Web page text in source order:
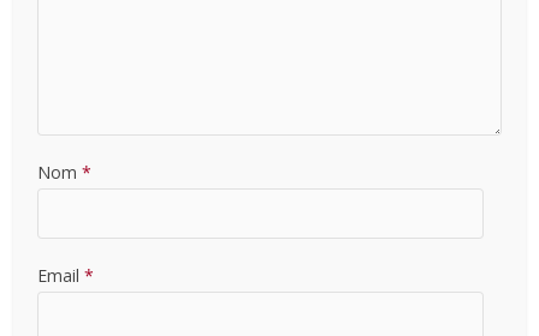
Nom *
Email *